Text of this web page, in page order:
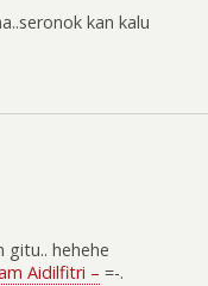
kan kalu
gitu.. hehehe
Aidilfitri – =-.